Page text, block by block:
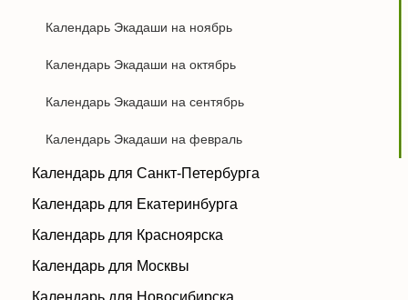
Календарь Экадаши на ноябрь
Календарь Экадаши на октябрь
Календарь Экадаши на сентябрь
Календарь Экадаши на февраль
Календарь для Санкт-Петербурга
Календарь для Екатеринбурга
Календарь для Красноярска
Календарь для Москвы
Календарь для Новосибирска